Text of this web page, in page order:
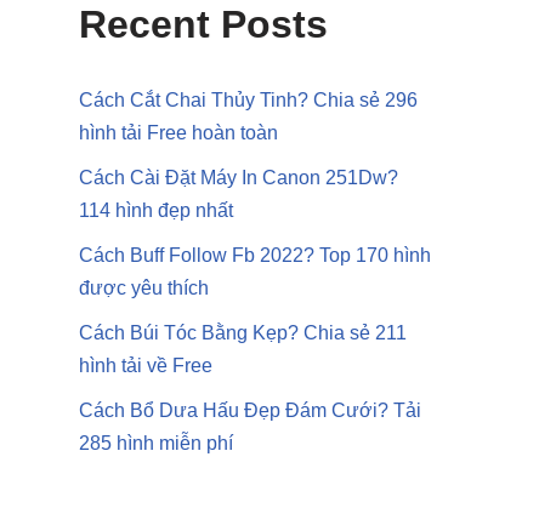
Recent Posts
Cách Cắt Chai Thủy Tinh? Chia sẻ 296
hình tải Free hoàn toàn
Cách Cài Đặt Máy In Canon 251Dw?
114 hình đẹp nhất
Cách Buff Follow Fb 2022? Top 170 hình
được yêu thích
Cách Búi Tóc Bằng Kẹp? Chia sẻ 211
hình tải về Free
Cách Bổ Dưa Hấu Đẹp Đám Cưới? Tải
285 hình miễn phí